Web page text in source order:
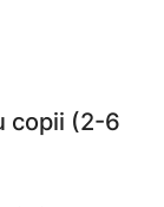
copii (2-6